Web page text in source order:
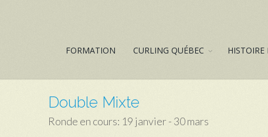
FORMATION CURLING QUÉBEC HISTOIRE
Double Mixte
Ronde en cours: 19 janvier - 30 mars